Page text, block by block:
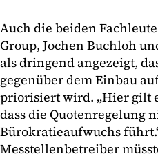
Auch die beiden
Group, Jochen Buchloh
als dringend angezeigt,
gegenüber dem Einbau
priorisiert wird. „Hier gilt
dass die Quotenregelung
Bürokratieaufwuchs
Messtellenbetreiber